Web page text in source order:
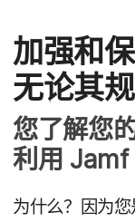
加强​和​
无论​其​
您​了解​您​
利用 Jamf
为什么？​因为​